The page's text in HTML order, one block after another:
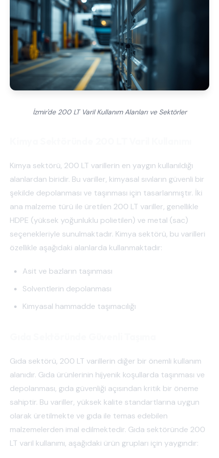
İzmir'de 200 LT Varil Kullanım Alanları ve Sektörler
Kimya sektörü, 200 LT varillerin en yaygın kullanıldığı
alanlardan biridir. Bu variller, kimyasal sıvıların güvenli bir
şekilde depolanması ve taşınması için tasarlanmıştır. İki
ana malzeme türü ile üretilen 200 LT variller, genellikle
HDPE (yüksek yoğunluklu polietilen) ve metal (sac)
seçenekleriyle sunulmaktadır. Kimya sektörü, bu varilleri
özellikle aşağıdaki alanlarda kullanmaktadır:
Asit ve bazların taşınması
Solventlerin depolanması
Kimyasal hammadde taşımacılığı
Gıda sektörü, 200 LT varillerin diğer bir önemli kullanım
alanıdır. Gıda ürünlerinin hijyenik koşullarda taşınması ve
depolanması, gıda güvenliği açısından kritik bir öneme
sahiptir. Bu variller, yüksek kalite standartlarına uygun
olarak üretilmekte ve gıda ile temas edebilen
malzemelerden imal edilmektedir. Gıda sektöründe 200
LT varil kullanımı, aşağıdaki ürün grupları için yaygındır: